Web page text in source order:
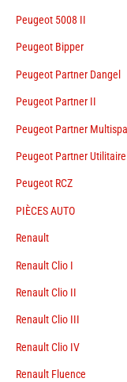
Peugeot 5008 II
Peugeot Bipper
Peugeot Partner Dangel
Peugeot Partner II
Peugeot Partner
Peugeot Partner Utilitaire
Peugeot RCZ
PIÈCES AUTO
Renault
Renault Clio I
Renault Clio II
Renault Clio III
Renault Clio IV
Renault Fluence